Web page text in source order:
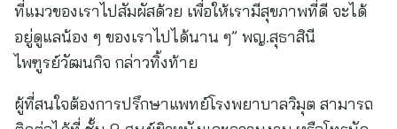
ที่แมวของเราไปสัมผัสด้วย เพื่อให้เรามีสุขภาพที่ดี จะได้
อยู่ดูแลน้อง ๆ ของเราไปได้นาน ๆ” พญ.สุธาสินี
ไพฑูรย์วัฒนกิจ กล่าวทิ้งท้าย
ผู้ที่สนใจต้องการปรึกษาแพทย์โรงพยาบาลวิมุต สามารถ